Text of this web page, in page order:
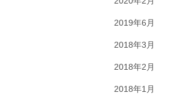
2019年6月
2018年3月
2018年2月
2018年1月